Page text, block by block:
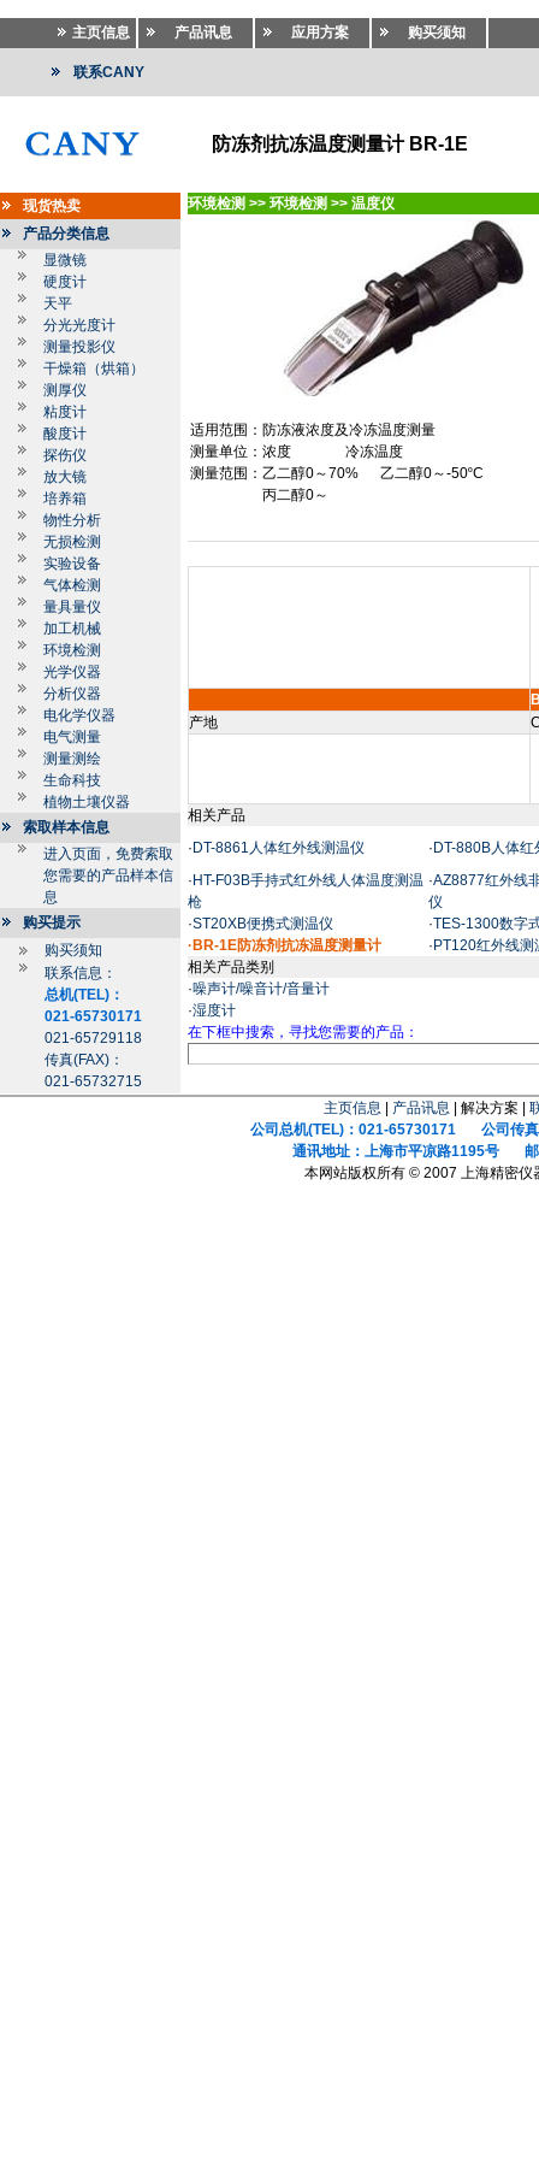
主页信息 产品讯息 应用方案 购买须知
联系CANY
防冻剂抗冻温度测量计 BR-1E
现货热卖
产品分类信息
显微镜
硬度计
天平
分光光度计
测量投影仪
干燥箱（烘箱）
测厚仪
粘度计
酸度计
探伤仪
放大镜
培养箱
物性分析
无损检测
实验设备
气体检测
量具量仪
加工机械
环境检测
光学仪器
分析仪器
电化学仪器
电气测量
测量测绘
生命科技
植物土壤仪器
索取样本信息
进入页面，免费索取
您需要的产品样本信
息
购买提示
购买须知
联系信息：
总机(TEL)：
021-65730171
021-65729118
传真(FAX)：
021-65732715
环境检测 >> 环境检测 >> 温度仪
适用范围：防冻液浓度及冷冻温度测量
测量单位：浓度
冷冻温度
测量范围：乙二醇0～70% 乙二醇0～-50ºC
丙二醇0～
产地
相关产品
· DT-8861人体红外线测温仪 · DT-880B人体
· HT-F03B手持式红外线人体温度测温
枪
·AZ8877红外线
仪
·ST20XB便携式测温仪 ·TES-1300数字
·BR-1E防冻剂抗冻温度测量计
· PT120红外线测
相关产品类别
·噪声计/噪音计/音量计
·湿度计
在下框中搜索，寻找您需要的产品：
主页信息 产品讯息 | 解决方案 |
公司总机(TEL)：021-65730171 公司传真
通讯地址：上海市平凉路1195号 邮
本网站版权所有 © 2007 上海精密仪